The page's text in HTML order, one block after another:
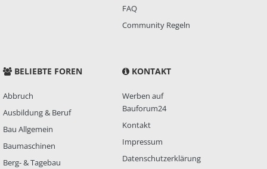
FAQ
Community Regeln
BELIEBTE FOREN
Abbruch
Ausbildung & Beruf
Bau Allgemein
Baumaschinen
Berg- & Tagebau
KONTAKT
Werben auf
Bauforum24
Kontakt
Impressum
Datenschutzerklärung